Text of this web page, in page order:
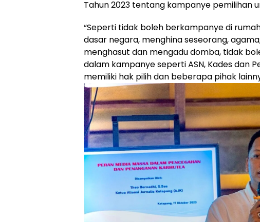
Tahun 2023 tentang kampanye pemilihan
“Seperti tidak boleh berkampanye di
dasar negara, menghina seseorang,
menghasut dan mengadu domba, tidak
dalam kampanye seperti ASN, Kades dan
memiliki hak pilih dan beberapa pihak